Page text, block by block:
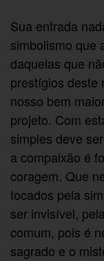
Sua entrada
simbolismo que
daquelas que
prestígios deste
nosso bem
projeto. Com
simples deve
a compaixão é
coragem. Que
tocados pela
ser invisível,
comum, pois é
sagrado e o